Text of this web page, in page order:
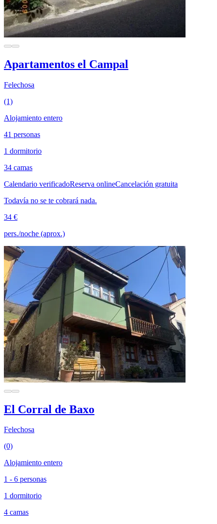
Apartamentos el Campal
Felechosa
(1)
Alojamiento entero
41 personas
1 dormitorio
34 camas
Calendario verificadoReserva onlineCancelación gratuita
Todavía no se te cobrará nada.
34 €
pers./noche (aprox.)
El Corral de Baxo
Felechosa
(0)
Alojamiento entero
1 - 6 personas
1 dormitorio
4 camas